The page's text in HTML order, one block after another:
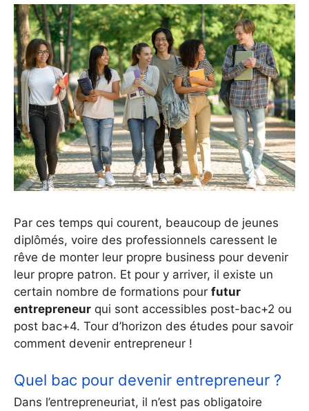
Par ces temps qui courent, beaucoup de jeunes
diplômés, voire des professionnels caressent le
rêve de monter leur propre business pour devenir
leur propre patron. Et pour y arriver, il existe un
certain nombre de formations pour futur
entrepreneur qui sont accessibles post-bac+2 ou
post bac+4. Tour d’horizon des études pour savoir
comment devenir entrepreneur !
Quel bac pour devenir entrepreneur ?
Dans l’entrepreneuriat, il n’est pas obligatoire